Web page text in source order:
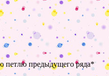
петлю предыдущего ряда*